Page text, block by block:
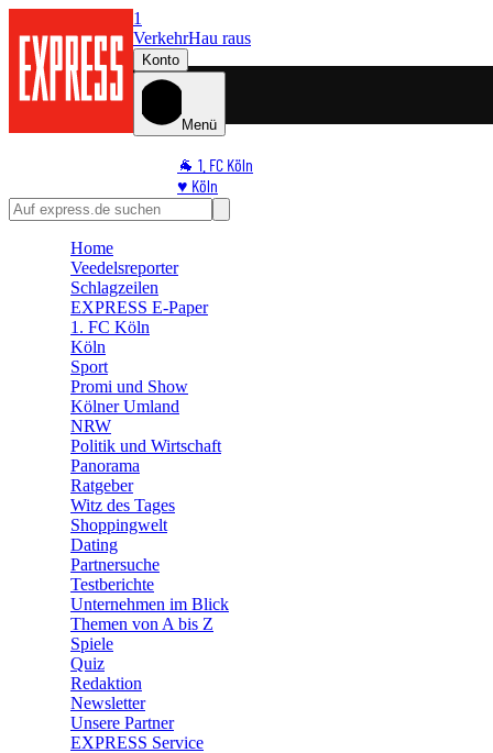
1
VerkehrHau raus
Konto
Menü
🐐 1. FC Köln
♥️ Köln
⭐ Promi
🛒 Shoppingwelt
Home
Veedelsreporter
Schlagzeilen
EXPRESS E-Paper
1. FC Köln
Köln
Sport
Promi und Show
Kölner Umland
NRW
Politik und Wirtschaft
Panorama
Ratgeber
Witz des Tages
Shoppingwelt
Dating
Partnersuche
Testberichte
Unternehmen im Blick
Themen von A bis Z
Spiele
Quiz
Redaktion
Newsletter
Unsere Partner
EXPRESS Service